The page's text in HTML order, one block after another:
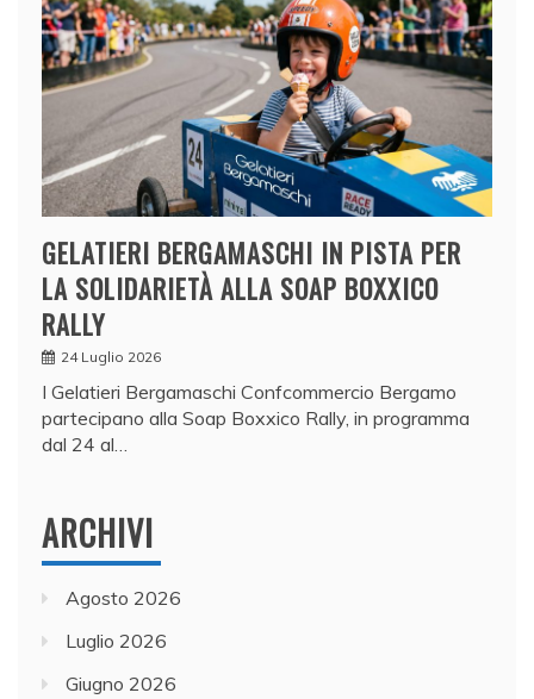
GELATIERI BERGAMASCHI IN PISTA PER
LA SOLIDARIETÀ ALLA SOAP BOXXICO
RALLY
24 Luglio 2026
I Gelatieri Bergamaschi Confcommercio Bergamo
partecipano alla Soap Boxxico Rally, in programma
dal 24 al…
ARCHIVI
Agosto 2026
Luglio 2026
Giugno 2026